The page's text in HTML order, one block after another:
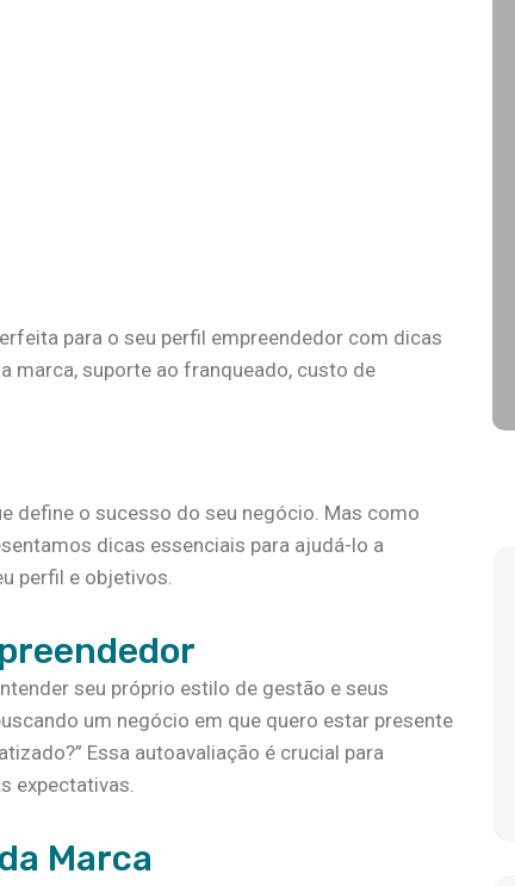
para o seu perfil empreendedor com dicas
marca, suporte ao franqueado, custo de
define o sucesso do seu negócio. Mas como
dicas essenciais para ajudá-lo a
perfil e objetivos.
seu próprio estilo de gestão e seus
um negócio em que quero estar presente
Essa autoavaliação é crucial para
expectativas.
Marca